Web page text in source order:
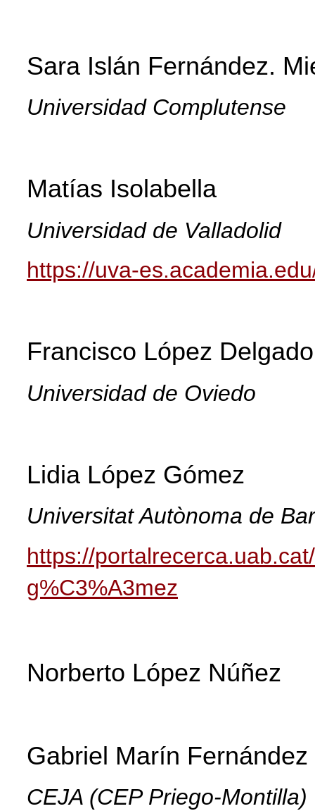
Sara Islán Fernández.
Universidad Complutense
Matías Isolabella
Universidad de Valladolid
https://uva-
Francisco López Delgado
Universidad de Oviedo
Lidia López Gómez
Universitat Autònoma de
https://
g%C3%A3mez
Norberto López Núñez
Gabriel Marín Fernández
CEJA (CEP Priego-Montilla)